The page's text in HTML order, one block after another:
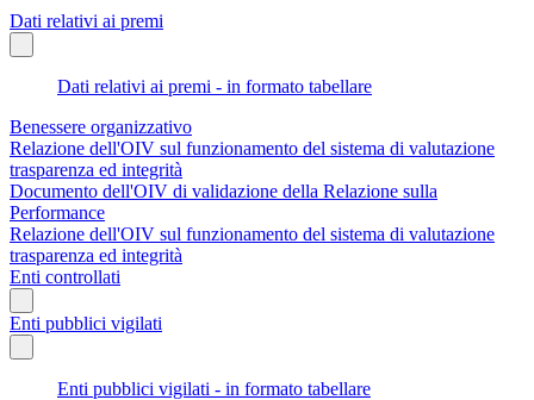
Dati relativi ai premi
Dati relativi ai premi - in formato tabellare
Benessere organizzativo
Relazione dell'OIV sul funzionamento del sistema di valutazione
trasparenza ed integrità
Documento dell'OIV di validazione della Relazione sulla
Performance
Relazione dell'OIV sul funzionamento del sistema di valutazione
trasparenza ed integrità
Enti controllati
Enti pubblici vigilati
Enti pubblici vigilati - in formato tabellare